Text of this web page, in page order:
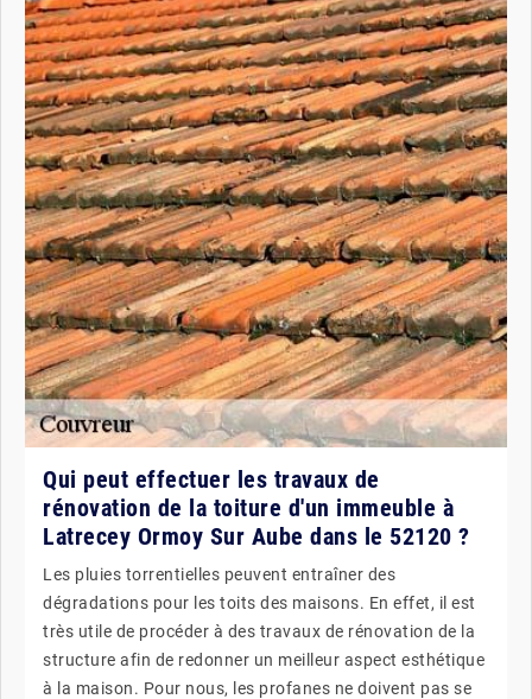
Qui peut effectuer les travaux de
rénovation de la toiture d'un immeuble à
Latrecey Ormoy Sur Aube dans le 52120 ?
Les pluies torrentielles peuvent entraîner des
dégradations pour les toits des maisons. En effet, il est
très utile de procéder à des travaux de rénovation de la
structure afin de redonner un meilleur aspect esthétique
à la maison. Pour nous, les profanes ne doivent pas se